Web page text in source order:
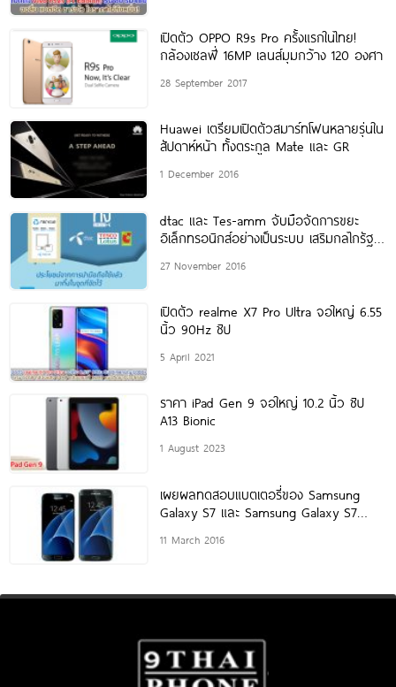
เปิดตัว OPPO R9s Pro ครั้งแรกในไทย!
กล้องเซลฟี่ 16MP เลนส์มุมกว้าง 120 องศา
28 September 2017
Huawei เตรียมเปิดตัวสมาร์ทโฟนหลายรุ่นใน
สัปดาห์หน้า ทั้งตระกูล Mate และ GR
1 December 2016
dtac และ Tes-amm จับมือจัดการขยะ
อิเล็กทรอนิกส์อย่างเป็นระบบ เสริมกลไกรัฐใน
27 November 2016
เปิดตัว realme X7 Pro Ultra จอใหญ่ 6.55
นิ้ว 90Hz ชิป
5 April 2021
ราคา iPad Gen 9 จอใหญ่ 10.2 นิ้ว ชิป
A13 Bionic
1 August 2023
เผยผลทดสอบแบตเตอรี่ของ Samsung
Galaxy S7 และ Samsung Galaxy S7
11 March 2016